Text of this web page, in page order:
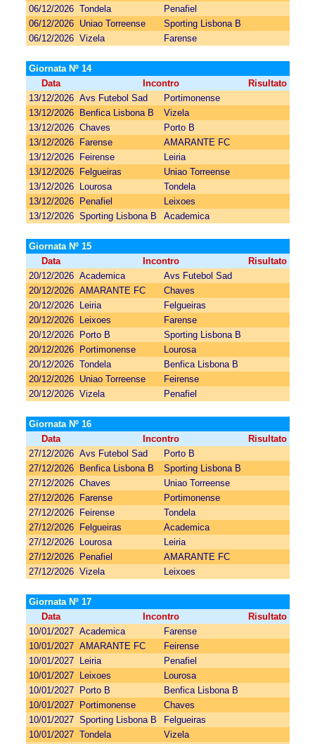
06/12/2026 Tondela
Penafiel
06/12/2026
Uniao Torreense
Sporting Lisbona B
06/12/2026 Vizela Farense
Giornata Nº 14
Data
Incontro
Risultato
13/12/2026 Avs Futebol Sad
Portimonense
13/12/2026
Benfica Lisbona B
Vizela
13/12/2026 Chaves
Porto B
13/12/2026
Farense
AMARANTE FC
13/12/2026
Feirense
Leiria
13/12/2026
Felgueiras
Uniao Torreense
13/12/2026
Lourosa
Tondela
13/12/2026
Penafiel
Leixoes
13/12/2026 Sporting Lisbona B Academica
Giornata Nº 15
Data
Incontro
Risultato
20/12/2026 Academica
Avs Futebol Sad
20/12/2026 AMARANTE FC
Chaves
20/12/2026
Leiria
Felgueiras
20/12/2026
Leixoes
Farense
20/12/2026
Porto B
Sporting Lisbona B
20/12/2026
Portimonense
Lourosa
20/12/2026 Tondela
Benfica Lisbona B
20/12/2026
Uniao Torreense
Feirense
20/12/2026 Vizela Penafiel
Giornata Nº 16
Data
Incontro
Risultato
27/12/2026 Avs Futebol Sad
Porto B
27/12/2026
Benfica Lisbona B
Sporting Lisbona B
27/12/2026 Chaves
Uniao Torreense
27/12/2026
Farense
Portimonense
27/12/2026
Feirense
Tondela
27/12/2026
Felgueiras
Academica
27/12/2026
Lourosa
Leiria
27/12/2026
Penafiel
AMARANTE FC
27/12/2026 Vizela Leixoes
Giornata Nº 17
Data
Incontro
Risultato
10/01/2027 Academica
Farense
10/01/2027 AMARANTE FC
Feirense
10/01/2027
Leiria
Penafiel
10/01/2027
Leixoes
Lourosa
10/01/2027
Porto B
Benfica Lisbona B
10/01/2027
Portimonense
Chaves
10/01/2027 Sporting Lisbona B
Felgueiras
10/01/2027 Tondela
Vizela